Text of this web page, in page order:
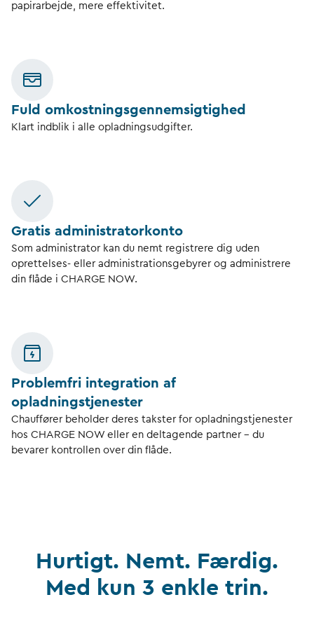
papirarbejde, mere effektivitet.
Fuld omkostningsgennemsigtighed
Klart indblik i alle opladningsudgifter.
Gratis administratorkonto
Som administrator kan du nemt registrere dig uden
oprettelses- eller administrationsgebyrer og administrere
din flåde i CHARGE NOW.
Problemfri integration af
opladningstjenester
Chauffører beholder deres takster for opladningstjenester
hos CHARGE NOW eller en deltagende partner – du
bevarer kontrollen over din flåde.
Hurtigt. Nemt. Færdig.
Med kun 3 enkle trin.